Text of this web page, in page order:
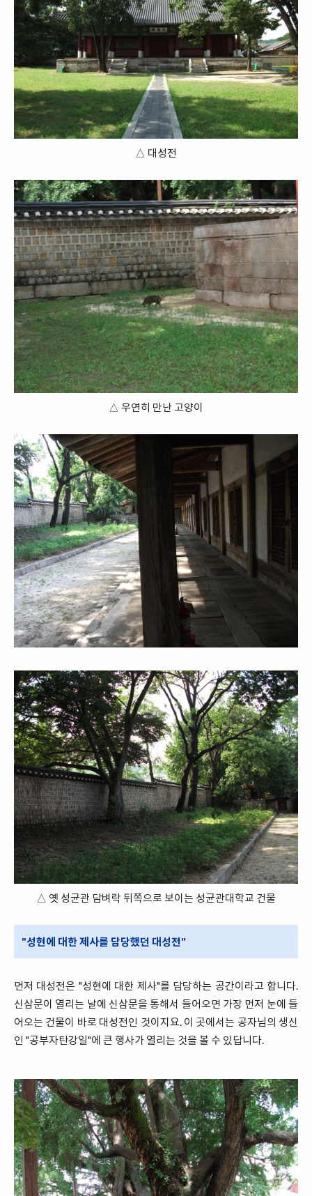
△ 대성전
△ 우연히 만난 고양이
△ 옛 성균관 담벼락 뒤쪽으로 보이는 성균관대학교 건물
"성현에 대한 제사를 담당했던 대성전"
먼저 대성전은 "성현에 대한 제사"를 담당하는 공간이라고 합니다.
신삼문이 열리는 날에 신삼문을 통해서 들어오면 가장 먼저 눈에 들
어오는 건물이 바로 대성전인 것이지요. 이 곳에서는 공자님의 생신
인 "공부자탄강일"에 큰 행사가 열리는 것을 볼 수 있답니다.